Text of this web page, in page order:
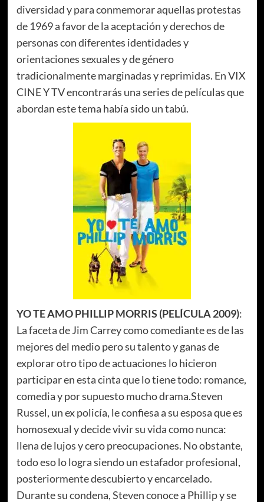
diversidad y para conmemorar aquellas protestas
de 1969 a favor de la aceptación y derechos de
personas con diferentes identidades y
orientaciones sexuales y de género
tradicionalmente marginadas y reprimidas. EnVIX
CINE Y TV encontrarás una series de películas que
abordan este tema había sido un tabú.
YO TE AMO PHILLIP MORRIS (PELÍCULA 2009):
La faceta de Jim Carrey como comediante es de las
mejores del medio pero su talento y ganas de
explorar otro tipo de actuaciones lo hicieron
participar en esta cinta que lo tiene todo: romance,
comedia y por supuesto mucho drama.Steven
Russel, un ex policía, le confiesa a su esposa que es
homosexual y decide vivir su vida como nunca:
llena de lujos y cero preocupaciones. No obstante,
todo eso lo logra siendo un estafador profesional,
posteriormente descubierto y encarcelado.
Durante su condena, Steven conoce a Phillip y se